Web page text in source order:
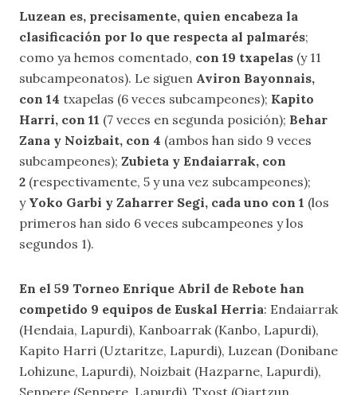
Luzean es, precisamente, quien encabeza la
clasificación por lo que respecta al palmarés;
como ya hemos comentado, con 19 txapelas (y 11
subcampeonatos). Le siguen Aviron Bayonnais,
con 14 txapelas (6 veces subcampeones); Kapito
Harri, con 11 (7 veces en segunda posición); Behar
Zana y Noizbait, con 4 (ambos han sido 9 veces
subcampeones); Zubieta y Endaiarrak, con
2 (respectivamente, 5 y una vez subcampeones);
y Yoko Garbi y Zaharrer Segi, cada uno con 1 (los
primeros han sido 6 veces subcampeones y los
segundos 1).
En el 59 Torneo Enrique Abril de Rebote han
competido 9 equipos de Euskal Herria: Endaiarrak
(Hendaia, Lapurdi), Kanboarrak (Kanbo, Lapurdi),
Kapito Harri (Uztaritze, Lapurdi), Luzean (Donibane
Lohizune, Lapurdi), Noizbait (Hazparne, Lapurdi),
Senpere (Senpere, Lapurdi), Txost (Oiartzun,